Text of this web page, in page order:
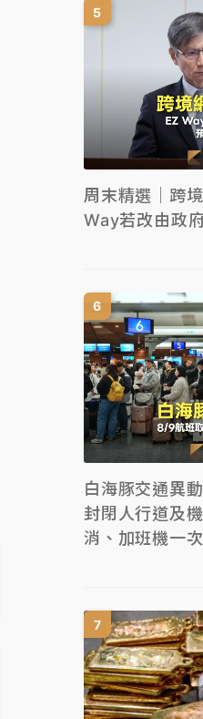
周末精選｜跨
Way若改由政
白海豚交通異
封閉人行道及
消、加班機一